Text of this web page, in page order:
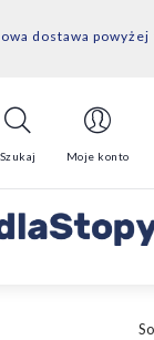
dostawa powyżej
na darmowy
Szukaj Moje konto